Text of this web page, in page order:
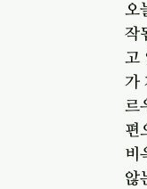
오
작
고
가
르
편
비
않